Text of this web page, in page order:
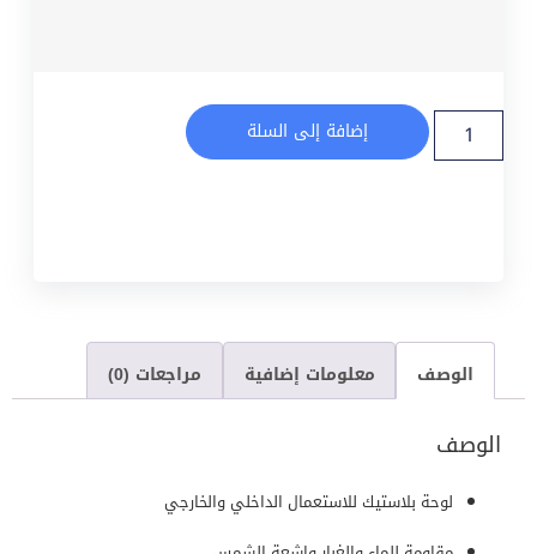
إضافة إلى السلة
الوصف معلومات إضافية مراجعات (0)
الوصف
لوحة بلاستيك للاستعمال الداخلي والخارجي